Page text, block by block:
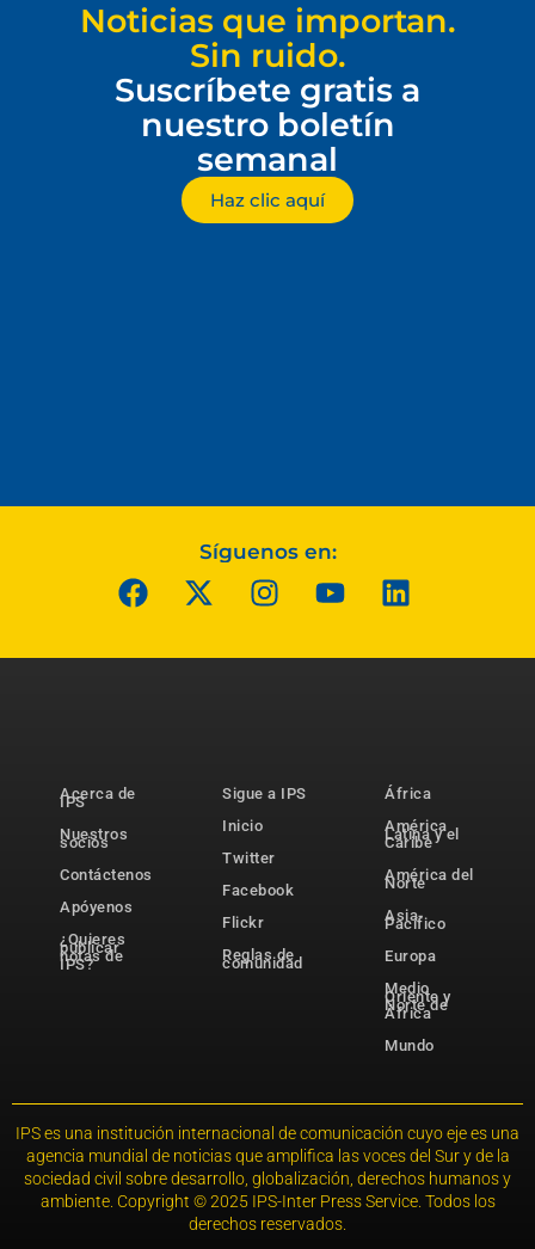
Noticias que importan.
Sin ruido.
Suscríbete gratis a
nuestro boletín
semanal
Haz clic aquí
Síguenos en:
Acerca de
IPS
Nuestros
socios
Contáctenos
Apóyenos
¿Quieres
publicar
notas de
IPS?
Sigue a IPS
Inicio
Twitter
Facebook
Flickr
Reglas de
comunidad
África
América
Latina y el
Caribe
América del
Norte
Asia-
Pacífico
Europa
Medio
Oriente y
Norte de
África
Mundo
IPS es una institución internacional de comunicación cuyo eje es una
agencia mundial de noticias que amplifica las voces del Sur y de la
sociedad civil sobre desarrollo, globalización, derechos humanos y
ambiente. Copyright © 2025 IPS-Inter Press Service. Todos los
derechos reservados.